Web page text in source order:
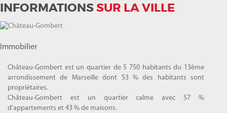
INFORMATIONSSUR LA VILLE
Immobilier
Château-Gombert est un quartier de 5 750 habitants du 13ème
arrondissement de Marseille dont 53 % des habitants sont
propriétaires.
Château-Gombert est un quartier calme avec 57 %
d'appartements et 43 % de maisons.